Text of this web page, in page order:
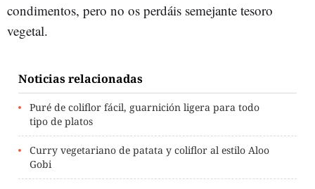
condimentos, pero no os perdáis semejante tesoro
vegetal.
Noticias relacionadas
Puré de coliflor fácil, guarnición ligera para todo
tipo de platos
Curry vegetariano de patata y coliflor al estilo Aloo
Gobi